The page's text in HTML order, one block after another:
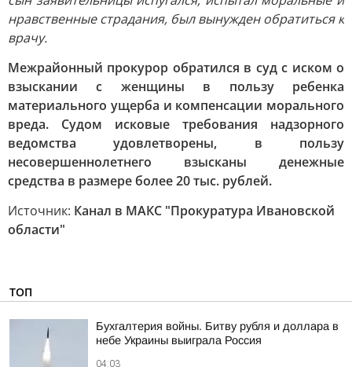
нравственные страдания, был вынужден обратиться к
врачу.
Межрайонный прокурор обратился в суд с иском о
взыскании с женщины в пользу ребенка
материального ущерба и компенсации морального
вреда. Судом исковые требования надзорного
ведомства удовлетворены, в пользу
несовершеннолетнего взысканы денежные
средства в размере более 20 тыс. рублей.
Источник: Канал в МАКС "Прокуратура Ивановской
области"
ТОП
Бухгалтерия войны. Битву рубля и доллара в
небе Украины выиграла Россия
04:03